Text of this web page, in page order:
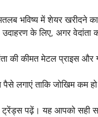
भविष्य में शेयर खरीदने
के लिए, अगर
की कीमत मेटल प्राइस और
लगाएं ताकि जोखिम कम
ट्रेंड्स पढ़ें। यह आपको सही